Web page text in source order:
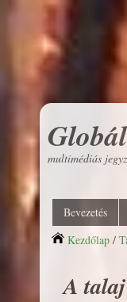
multimédiás
Bevezetés
Kezdőlap /
A talaj